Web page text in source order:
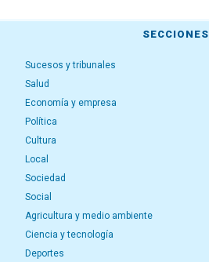
SECCIONES
Sucesos y tribunales
Salud
Economía y empresa
Política
Cultura
Local
Sociedad
Social
Agricultura y medio ambiente
Ciencia y tecnología
Deportes